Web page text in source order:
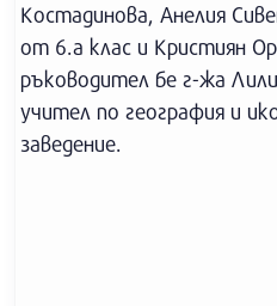
Костадинова, Анелия
от 6.а клас и Кристиян
ръководител бе г-жа
учител по география и
заведение.